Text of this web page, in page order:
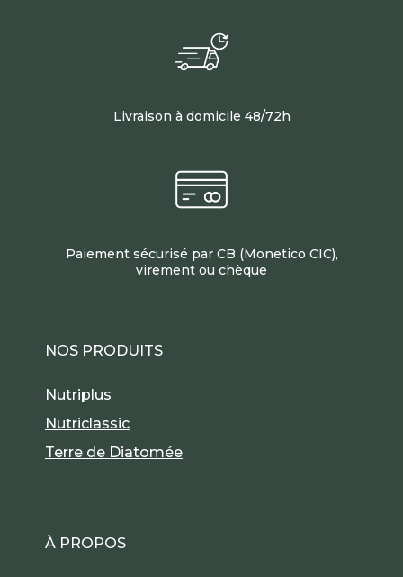
Livraison à domicile 48/72h
Paiement sécurisé par CB (Monetico CIC),
virement ou chèque
NOS PRODUITS
Nutriplus
Nutriclassic
Terre de Diatomée
À PROPOS